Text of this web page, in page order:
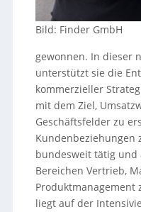
Bild: Finder GmbH
gewonnen. In dieser
unterstützt sie die
kommerzieller
mit dem Ziel,
Geschäftsfelder zu
Kundenbeziehungen
bundesweit tätig
Bereichen Vertrieb,
Produktmanagement
liegt auf der